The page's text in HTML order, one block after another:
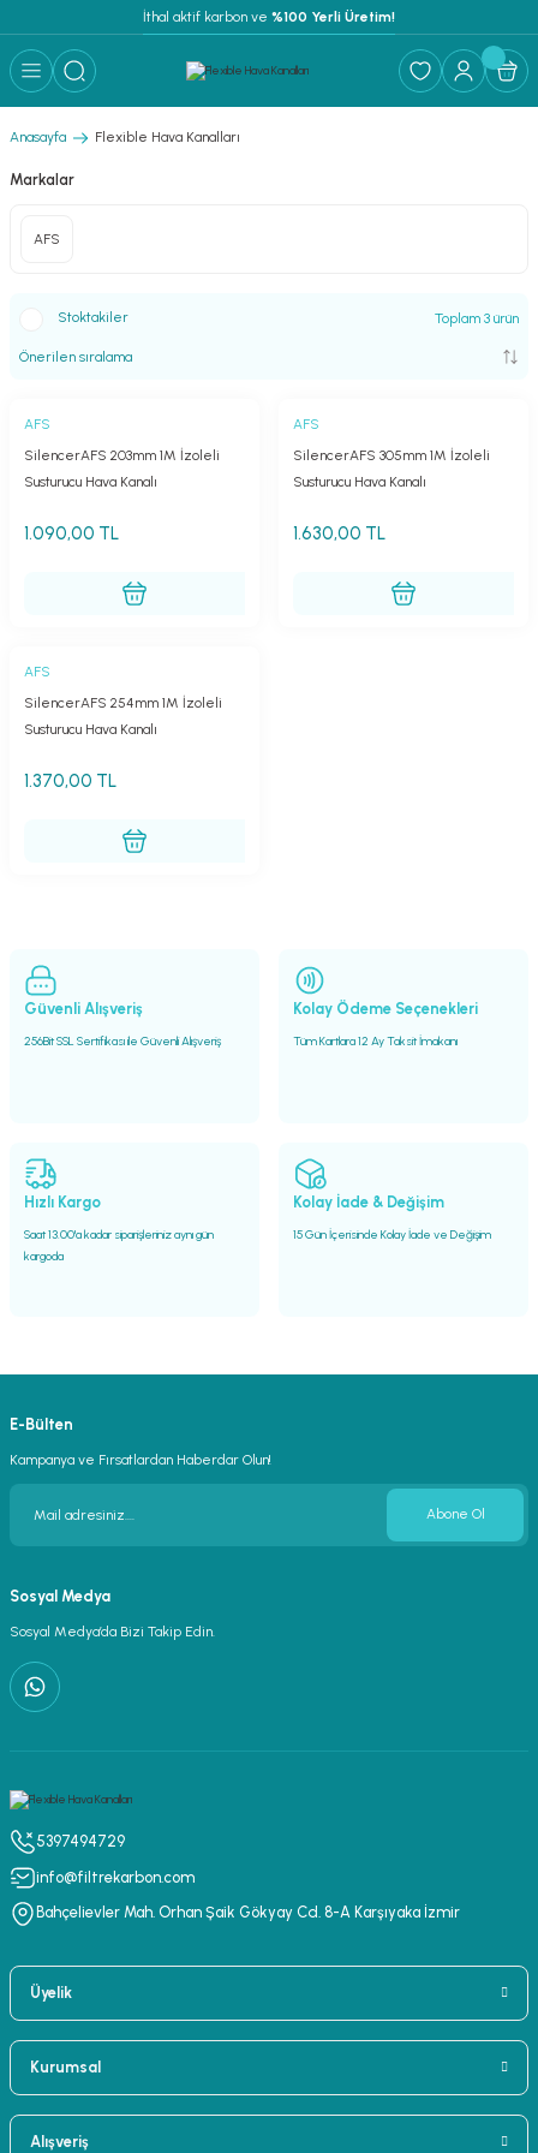
İthal aktif karbon ve %100 Yerli Üretim!
Anasayfa Flexible Hava Kanalları
Markalar
AFS
Stoktakiler Toplam 3 ürün
AFS
SilencerAFS 203mm 1M İzoleli
Susturucu Hava Kanalı
1.090,00 TL
AFS
SilencerAFS 305mm 1M İzoleli
Susturucu Hava Kanalı
1.630,00 TL
AFS
SilencerAFS 254mm 1M İzoleli
Susturucu Hava Kanalı
1.370,00 TL
Güvenli Alışveriş
256Bit SSL Sertifikası ile Güvenli Alışveriş
Kolay Ödeme Seçenekleri
Tüm Kartlara 12 Ay Taksit İmakanı
Hızlı Kargo
Saat 13.00'a kadar siparişleriniz aynı gün
kargoda
Kolay İade & Değişim
15 Gün İçerisinde Kolay İade ve Değişim
E-Bülten
Kampanya ve Fırsatlardan Haberdar Olun!
Abone Ol
Sosyal Medya
Sosyal Medya’da Bizi Takip Edin.
5397494729
info@filtrekarbon.com
Bahçelievler Mah. Orhan Şaik Gökyay Cd. 8-A Karşıyaka İzmir
Üyelik
Kurumsal
Alışveriş